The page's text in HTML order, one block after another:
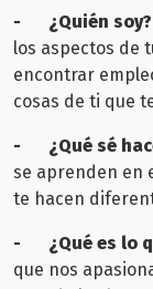
- ¿Quién soy?
los aspectos de
encontrar
cosas de ti que
- ¿Qué sé
se aprenden en
te hacen
- ¿Qué es lo
que nos